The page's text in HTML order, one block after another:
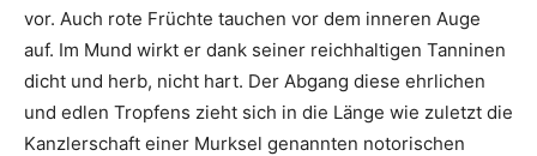
vor. Auch rote Früchte tauchen vor dem inneren Auge
auf. Im Mund wirkt er dank seiner reichhaltigen Tanninen
dicht und herb, nicht hart. Der Abgang diese ehrlichen
und edlen Tropfens zieht sich in die Länge wie zuletzt die
Kanzlerschaft einer Murksel genannten notorischen